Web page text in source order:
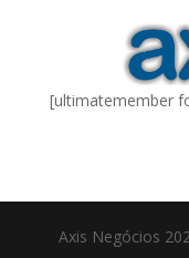
[ultimatemember
Axis Negócios